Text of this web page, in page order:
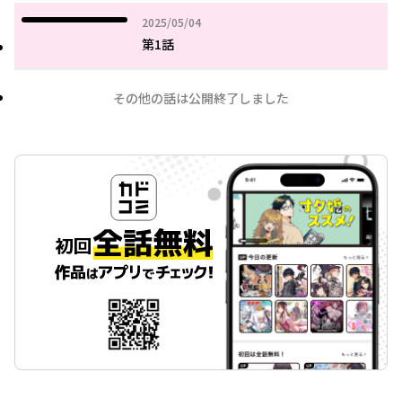
2025/05/04
2025年05月04日
第1話
その他の話は公開終了しました